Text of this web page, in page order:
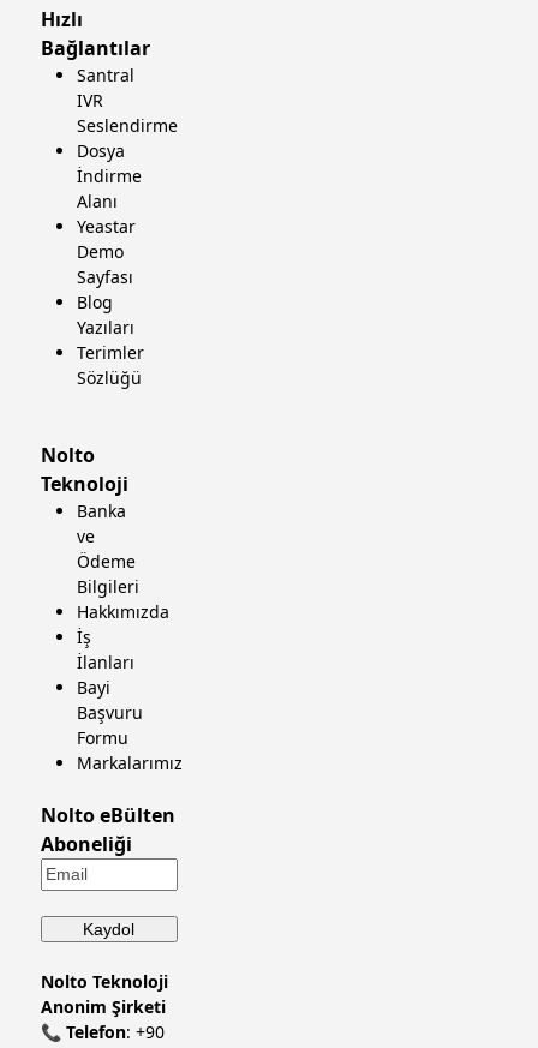
Hızlı
Bağlantılar
Santral
IVR
Seslendirme
Dosya
İndirme
Alanı
Yeastar
Demo
Sayfası
Blog
Yazıları
Terimler
Sözlüğü
Nolto
Teknoloji
Banka
ve
Ödeme
Bilgileri
Hakkımızda
İş
İlanları
Bayi
Başvuru
Formu
Markalarımız
Nolto eBülten
Aboneliği
Nolto Teknoloji
Anonim Şirketi
📞 Telefon: +90